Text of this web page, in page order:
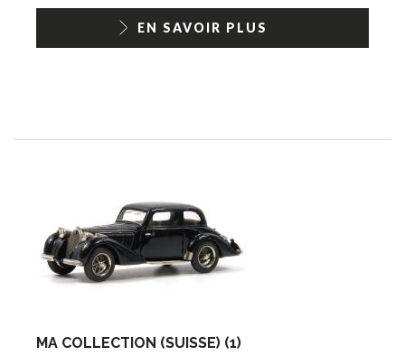
EN SAVOIR PLUS
MA COLLECTION (SUISSE) (1)